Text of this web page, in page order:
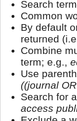
Search
Common
By default
returned
Combine
term; e.g.,
Use
((journal
Search for
access